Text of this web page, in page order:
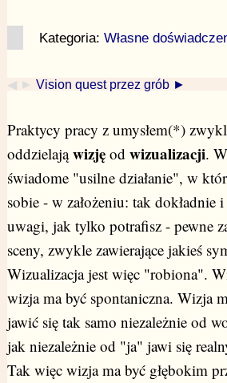
Kategoria: Własne
◀ ► Vision quest przez grób ►
Praktycy pracy z umysłem(*)
oddzielająwizjęod wizualizacji.
świadome "usilne działanie", w
sobie - w założeniu: tak dokładnie
uwagi, jak tylko potrafisz - pewne
sceny, zwykle zawierające jakieś
Wizualizacja jest więc "robiona".
wizja ma być spontaniczna. Wizja
jawić się tak samo niezależnie od
jak niezależnie od "ja" jawi się
Tak więc wizja ma być głębokim